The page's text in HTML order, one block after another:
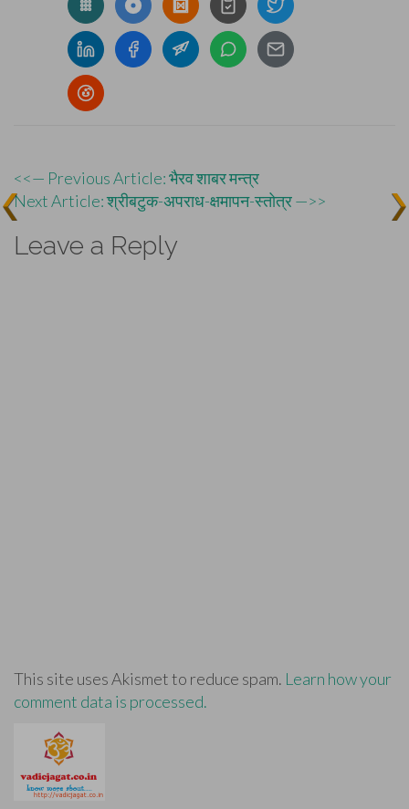
Post
navigation
<<— Previous Article: भैरव शाबर मन्त्र
Next Article: श्रीबटुक-अपराध-क्षमापन-स्तोत्र —>>
Leave a Reply
This site uses Akismet to reduce spam. Learn how your
comment data is processed.